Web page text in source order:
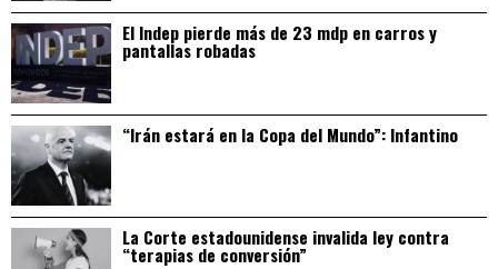
El Indep pierde más de 23 mdp en carros y
pantallas robadas
“Irán estará en la Copa del Mundo”: Infantino
La Corte estadounidense invalida ley contra
“terapias de conversión”